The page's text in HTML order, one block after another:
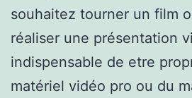
souhaitez tourner un film
réaliser une présentation
indispensable de etre
matériel vidéo pro ou du